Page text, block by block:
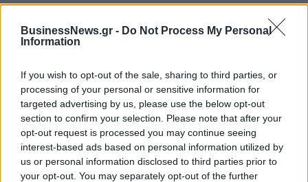
BusinessNews.gr - Do Not Process My Personal
Information
If you wish to opt-out of the sale, sharing to third parties, or
processing of your personal or sensitive information for
targeted advertising by us, please use the below opt-out
section to confirm your selection. Please note that after your
opt-out request is processed you may continue seeing
interest-based ads based on personal information utilized by
us or personal information disclosed to third parties prior to
your opt-out. You may separately opt-out of the further
Fourlis: Συμφωνία για την πώληση συμμετοχής στο Sofia South Ring
Χρηματιστήριο Αθηνών:
Εβδομαδιαία άνοδος 1,76%,
κέρδη 23,31% από τις αρχές
του έτους
ΣΚΑΪ: Ολοκληρώθηκε η θητεία
του Γρηγόρη Δημητριάδη - Ο
Γιάννης Αλαφούζος επιστρέφει
στη θέση του CEO